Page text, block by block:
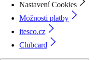
Nastavení Cookies
Možnosti platby
itesco.cz
Clubcard